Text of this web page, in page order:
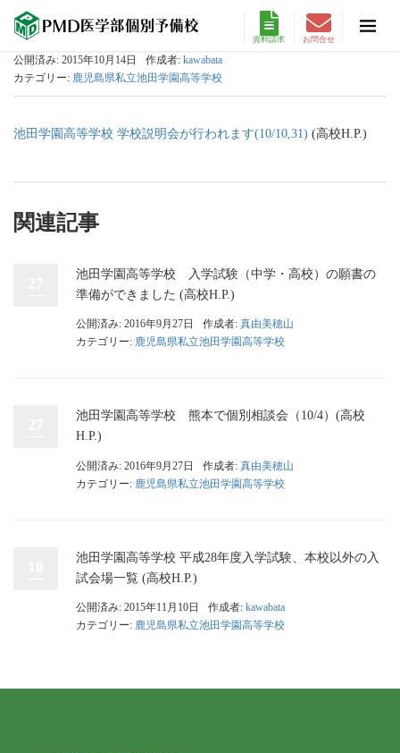
お問合せ
資料請求
公開済み: 2015年10月14日 作成者: kawabata
カテゴリー: 鹿児島県私立池田学園高等学校
池田学園高等学校 学校説明会が行われます(10/10,31) (高校H.P.)
関連記事
池田学園高等学校 入学試験（中学・高校）の願書の
準備ができました (高校H.P.)
公開済み: 2016年9月27日 作成者: 真由美穂山
カテゴリー: 鹿児島県私立池田学園高等学校
池田学園高等学校 熊本で個別相談会（10/4）(高校
H.P.)
公開済み: 2016年9月27日 作成者: 真由美穂山
カテゴリー: 鹿児島県私立池田学園高等学校
池田学園高等学校 平成28年度入学試験、本校以外の入
試会場一覧 (高校H.P.)
公開済み: 2015年11月10日 作成者: kawabata
カテゴリー: 鹿児島県私立池田学園高等学校